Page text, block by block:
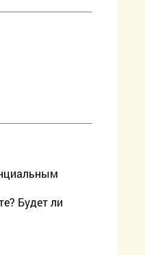
Будет ли